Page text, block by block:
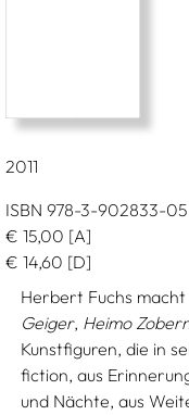
2011
ISBN 978-3-902833-
€ 15,00 [A]
€ 14,60 [D]
Herbert Fuchs
Geiger, Heimo
Kunstfiguren, die in
fiction, aus
und Nächte, aus